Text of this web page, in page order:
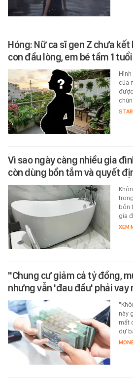
Hóng: Nữ ca sĩ gen Z chưa
con đầu lòng, em bé tầm 1
của
STAR
Vì sao ngày càng nhiều gia
còn dùng bồn tắm và quyết
bồn
gia
XEM
"Chung cư giảm cả tỷ đồng,
nhưng vẫn 'đau đầu' phải vay
này
mất
dự